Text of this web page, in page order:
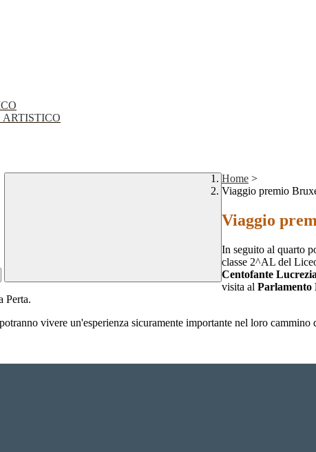
ARTISTICO
Home >
Viaggio premio
Viaggio
In seguito al quarto
classe 2^AL del
Centofante
visita al Parlamento
Perta.
vivere un'esperienza sicuramente importante nel loro cammino